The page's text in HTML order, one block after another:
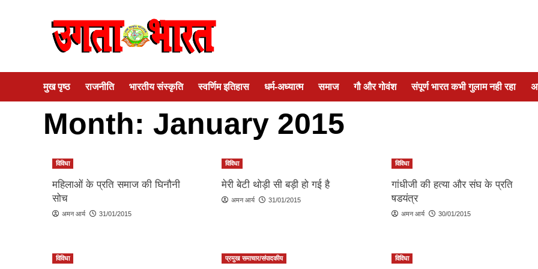
मुख पृष्ठ राजनीति भारतीय संस्कृति स्वर्णिम इतिहास धर्म-अध्यात्म समाज गौ और गोवंश संपूर्ण भारत कभी गुलाम नही रहा
Month: January 2015
विविधा
महिलाओं के प्रति समाज की घिनौनी
सोच
अमन आर्य 31/01/2015
विविधा
मेरी बेटी थोड़ी सी बड़ी हो गई है
अमन आर्य 31/01/2015
विविधा
गांधीजी की हत्या और संघ के प्रति
षडयंत्र
अमन आर्य 30/01/2015
विविधा प्रमुख समाचार/संपादकीय विविधा